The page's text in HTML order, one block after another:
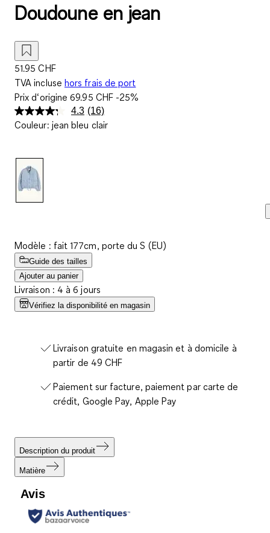
Doudoune en jean
51.95 CHF
TVA incluse hors frais de port
Prix d‘origine69.95 CHF-25%
4.3 Lire
16
(16)
Couleur: jean bleu clair
Modèle : fait 177cm, porte du S (EU)
Guide des tailles
Ajouter au panier
Livraison : 4 à 6 jours
Vérifiez la disponibilité en magasin
Livraison gratuite en magasin et à domicile à
partir de 49 CHF
Paiement sur facture, paiement par carte de
crédit, Google Pay, Apple Pay
Description du produit
Matière
Avis